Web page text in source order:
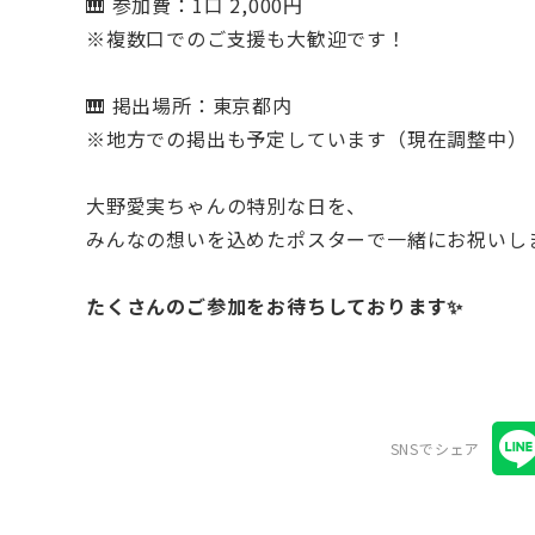
※複数口でのご支援も大歓迎です！
🎹 掲出場所：東京都内
※地方での掲出も予定しています（現在調整中）
大野愛実ちゃんの特別な日を、
みんなの想いを込めたポスターで一緒にお祝いし
たくさんのご参加をお待ちしております✨
SNSでシェア